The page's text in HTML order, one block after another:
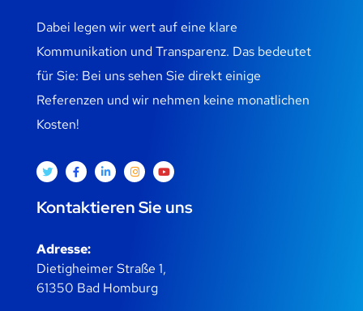
Dabei legen wir wert auf eine klare
Kommunikation und Transparenz. Das bedeutet
für Sie: Bei uns sehen Sie direkt einige
Referenzen und wir nehmen keine monatlichen
Kosten!
Kontaktieren Sie uns
Adresse:
Dietigheimer Straße 1,
61350 Bad Homburg